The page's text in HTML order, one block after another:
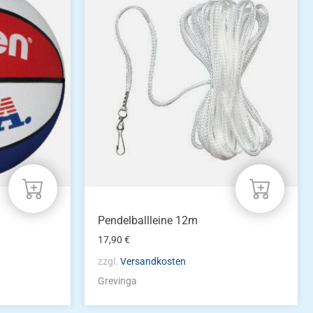
Pendelballleine 12m
17,90€
zzgl.Versandkosten
Grevinga